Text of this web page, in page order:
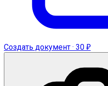
Создать документ · 30 ₽